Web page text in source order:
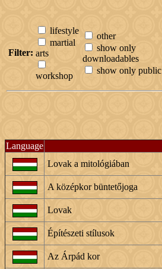
Filter:
lifestyle
martial
arts
workshop
other
show only
downloadables
show only public
Language
Lovak a mitológiában
A középkor büntetőjoga
Lovak
Építészeti stílusok
Az Árpád kor